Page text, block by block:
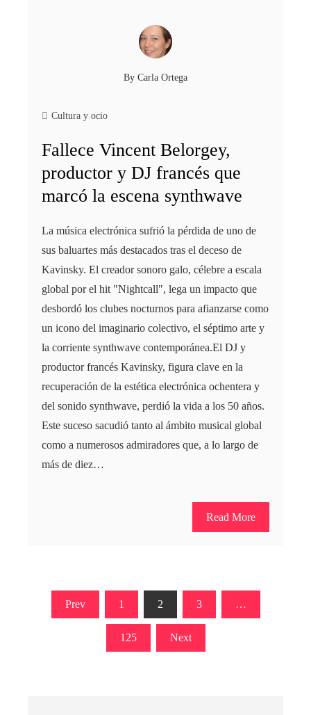
By Carla Ortega
Cultura y ocio
Fallece Vincent Belorgey,
productor y DJ francés que
marcó la escena synthwave
La música electrónica sufrió la pérdida de uno de
sus baluartes más destacados tras el deceso de
Kavinsky. El creador sonoro galo, célebre a escala
global por el hit "Nightcall", lega un impacto que
desbordó los clubes nocturnos para afianzarse como
un icono del imaginario colectivo, el séptimo arte y
la corriente synthwave contemporánea.El DJ y
productor francés Kavinsky, figura clave en la
recuperación de la estética electrónica ochentera y
del sonido synthwave, perdió la vida a los 50 años.
Este suceso sacudió tanto al ámbito musical global
como a numerosos admiradores que, a lo largo de
más de diez…
Read More
Paginación
Prev 1 2 3 …
125 Next